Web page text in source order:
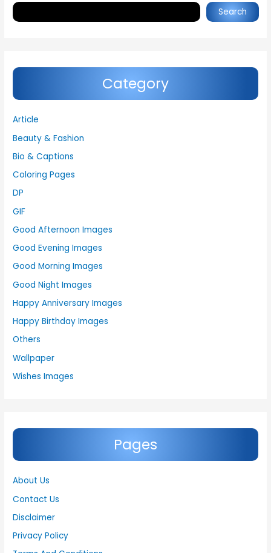
Search
Category
Article
Beauty & Fashion
Bio & Captions
Coloring Pages
DP
GIF
Good Afternoon Images
Good Evening Images
Good Morning Images
Good Night Images
Happy Anniversary Images
Happy Birthday Images
Others
Wallpaper
Wishes Images
Pages
About Us
Contact Us
Disclaimer
Privacy Policy